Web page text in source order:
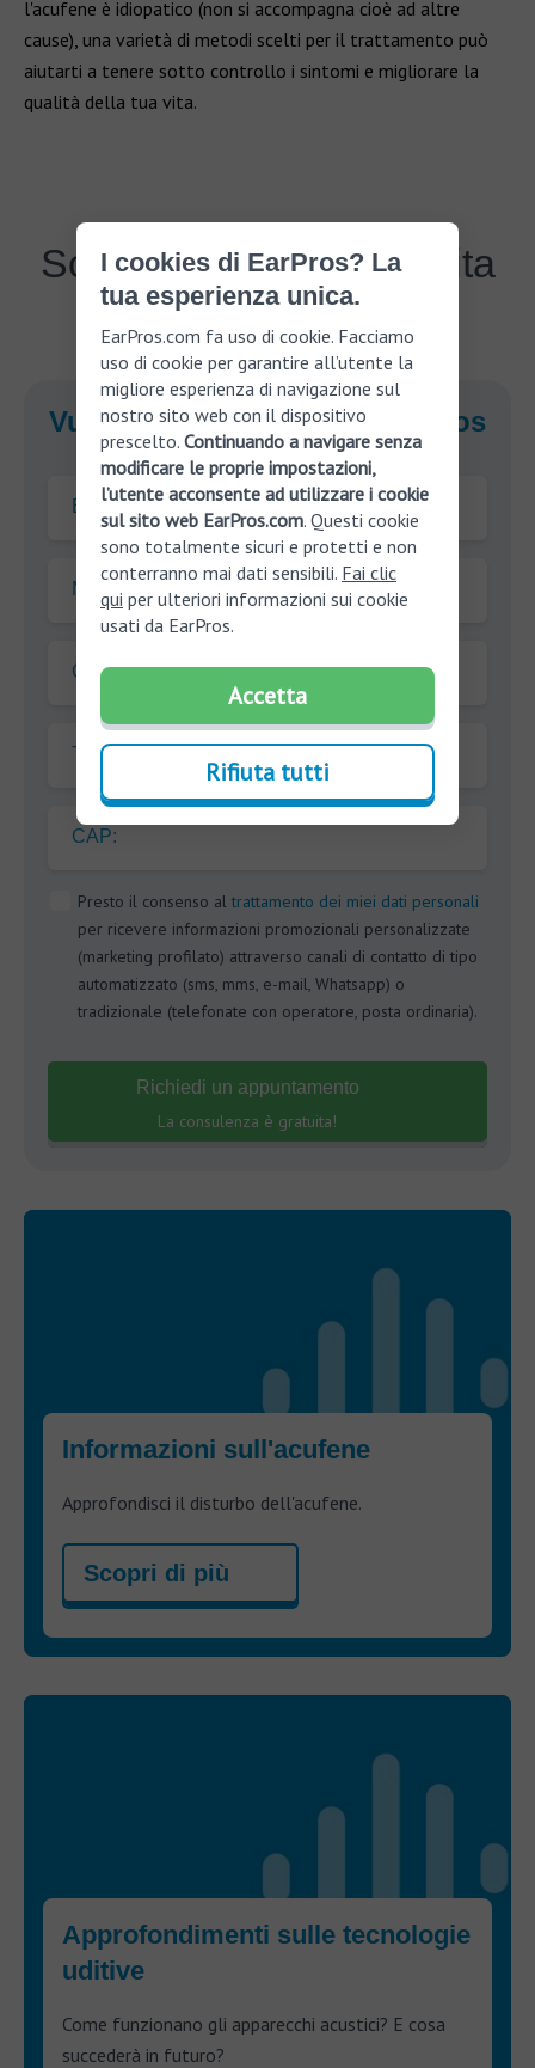
l'acufene è idiopatico (non si accompagna cioè ad altre
cause), una varietà di metodi scelti per il trattamento può
aiutarti a tenere sotto controllo i sintomi e migliorare la
qualità della tua vita.
Scopri di più sulla perdita
dell'udito
Vuoi tornare a sentirci? EarPros
ti può aiutare!
E-mail
Nome
Cognome
Telefono
CAP:
Presto il consenso al trattamento dei miei dati personali
per ricevere informazioni promozionali personalizzate
(marketing profilato) attraverso canali di contatto di tipo
automatizzato (sms, mms, e-mail, Whatsapp) o
tradizionale (telefonate con operatore, posta ordinaria).
Richiedi un appuntamento
La consulenza è gratuita!
Informazioni sull'acufene
Approfondisci il disturbo dell'acufene.
Scopri di più
Approfondimenti sulle tecnologie
uditive
Come funzionano gli apparecchi acustici? E cosa
succederà in futuro?
I cookies di EarPros? La
tua esperienza unica.
EarPros.com fa uso di cookie. Facciamo
uso di cookie per garantire all’utente la
migliore esperienza di navigazione sul
nostro sito web con il dispositivo
prescelto. Continuando a navigare senza
modificare le proprie impostazioni,
l’utente acconsente ad utilizzare i cookie
sul sito web EarPros.com. Questi cookie
sono totalmente sicuri e protetti e non
conterranno mai dati sensibili. Fai clic
qui per ulteriori informazioni sui cookie
usati da EarPros.
Accetta
Rifiuta tutti